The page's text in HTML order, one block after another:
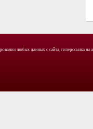
любых данных с сайта, гиперссылка на